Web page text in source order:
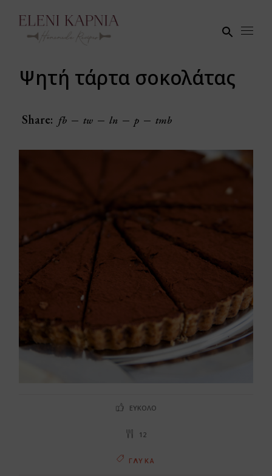
Ψητή τάρτα σοκολάτας
Share: fb tw ln p tmb
ΕΎΚΟΛΟ
12
ΓΛΥΚΆ